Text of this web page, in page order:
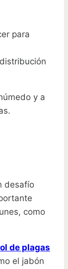
para
y a
desafío
como
de plagas
el jabón